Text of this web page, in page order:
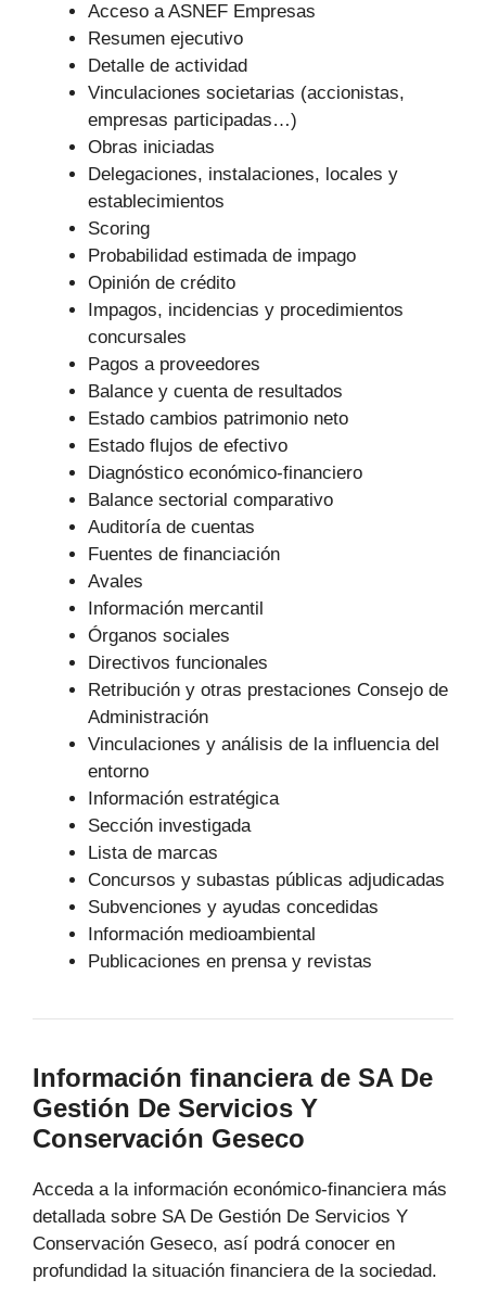
Acceso a ASNEF Empresas
Resumen ejecutivo
Detalle de actividad
Vinculaciones societarias (accionistas,
empresas participadas…)
Obras iniciadas
Delegaciones, instalaciones, locales y
establecimientos
Scoring
Probabilidad estimada de impago
Opinión de crédito
Impagos, incidencias y procedimientos
concursales
Pagos a proveedores
Balance y cuenta de resultados
Estado cambios patrimonio neto
Estado flujos de efectivo
Diagnóstico económico-financiero
Balance sectorial comparativo
Auditoría de cuentas
Fuentes de financiación
Avales
Información mercantil
Órganos sociales
Directivos funcionales
Retribución y otras prestaciones Consejo de
Administración
Vinculaciones y análisis de la influencia del
entorno
Información estratégica
Sección investigada
Lista de marcas
Concursos y subastas públicas adjudicadas
Subvenciones y ayudas concedidas
Información medioambiental
Publicaciones en prensa y revistas
Información financiera de SA De
Gestión De Servicios Y
Conservación Geseco
Acceda a la información económico-financiera más
detallada sobre SA De Gestión De Servicios Y
Conservación Geseco, así podrá conocer en
profundidad la situación financiera de la sociedad.